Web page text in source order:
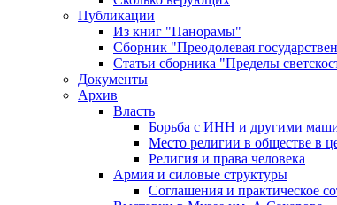
Публикации
Из книг "Панорамы"
Сборник "Преодолевая
Статьи сборника "Пределы
Документы
Архив
Власть
Борьба с ИНН и другими
Место религии в обществе в
Религия и права человека
Армия и силовые структуры
Соглашения и практическое